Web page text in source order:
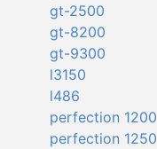
gt-2500
gt-8200
gt-9300
l3150
l486
perfection 1200
perfection 1250